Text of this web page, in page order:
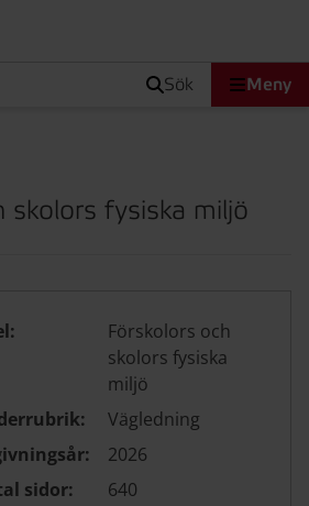
sök Meny
skolors fysiska miljö
Förskolors och
skolors fysiska
miljö
Vägledning
2026
sidor:
640